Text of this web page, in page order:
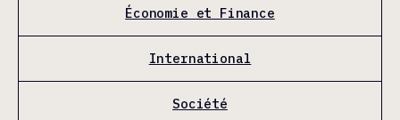
Économie et Finance
International
Société